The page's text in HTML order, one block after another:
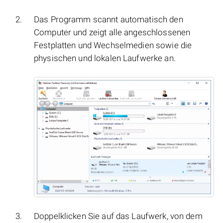
Das Programm scannt automatisch den
Computer und zeigt alle angeschlossenen
Festplatten und Wechselmedien sowie die
physischen und lokalen Laufwerke an.
Doppelklicken Sie auf das Laufwerk, von dem